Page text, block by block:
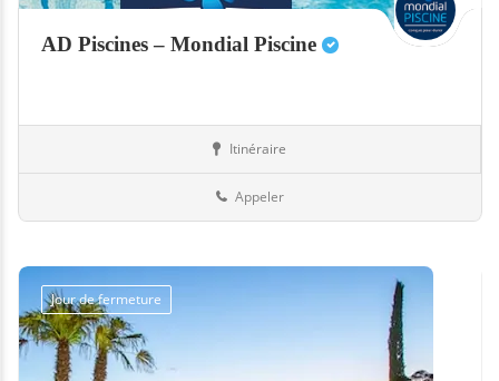
AD Piscines – Mondial Piscine
Itinéraire
Appeler
Jour de fermeture